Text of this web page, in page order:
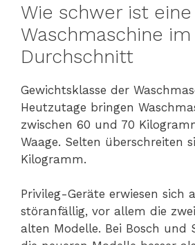
Wie schwer ist eine
Waschmaschine im
Durchschnitt
Gewichtsklasse der
Heutzutage bringen
zwischen 60 und 70
Waage. Selten überschreiten
Kilogramm.
Privileg-Geräte erwiesen sich
störanfällig, vor allem die
alten Modelle. Bei Bosch und